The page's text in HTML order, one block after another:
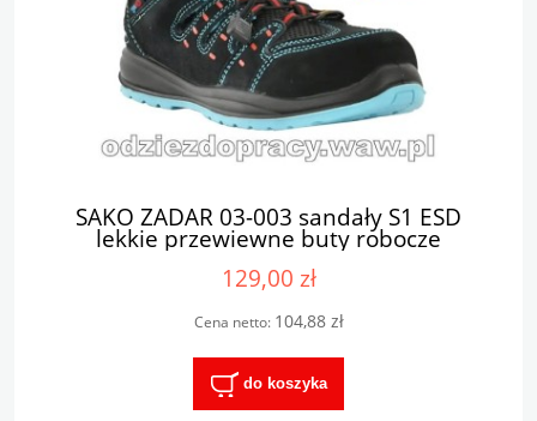
SAKO ZADAR 03-003 sandały S1 ESD
lekkie przewiewne buty robocze
129,00 zł
Cena netto: 104,88 zł
do koszyka